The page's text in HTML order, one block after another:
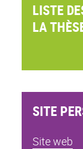
LISTE
LA
SITE
Site web